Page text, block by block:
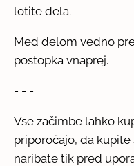
lotite dela.
Med delom vedno
postopka vnaprej.
- - -
Vse začimbe lahko
priporočajo, da
naribate tik pred